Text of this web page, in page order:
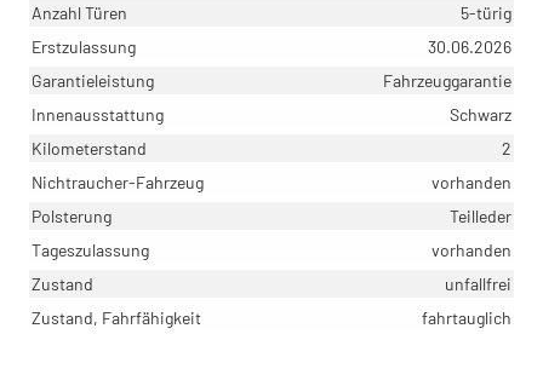
Anzahl Türen
5-türig
Erstzulassung
30.06.2026
Garantieleistung
Fahrzeuggarantie
Innenausstattung
Schwarz
Kilometerstand
2
Nichtraucher-Fahrzeug
vorhanden
Polsterung
Teilleder
Tageszulassung
vorhanden
Zustand
unfallfrei
Zustand, Fahrfähigkeit
fahrtauglich